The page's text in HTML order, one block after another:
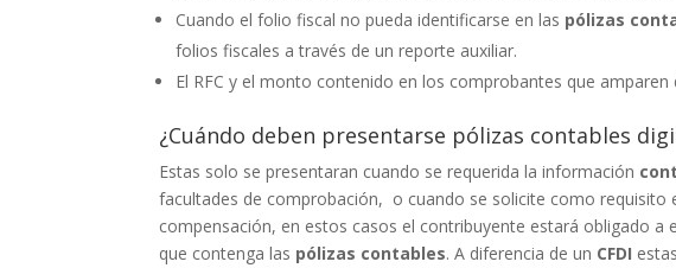
Cuando el folio fiscal no pueda identificarse en las pólizas
folios fiscales a través de un reporte auxiliar.
El RFC y el monto contenido en los comprobantes que amparen
¿Cuándo deben presentarse pólizas contables
Estas solo se presentaran cuando se requerida la información
facultades de comprobación, o cuando se solicite como requisito
compensación, en estos casos el contribuyente estará obligado
que contenga las pólizas contables. A diferencia de un CFDI estas